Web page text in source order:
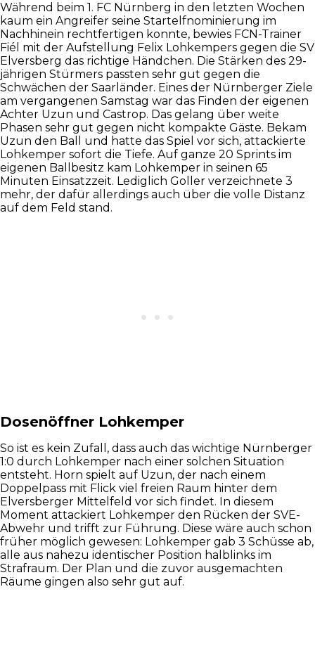
Während beim 1. FC Nürnberg in den letzten Wochen
kaum ein Angreifer seine Startelfnominierung im
Nachhinein rechtfertigen konnte, bewies FCN-Trainer
Fiél mit der Aufstellung Felix Lohkempers gegen die SV
Elversberg das richtige Händchen. Die Stärken des 29-
jährigen Stürmers passten sehr gut gegen die
Schwächen der Saarländer. Eines der Nürnberger Ziele
am vergangenen Samstag war das Finden der eigenen
Achter Uzun und Castrop. Das gelang über weite
Phasen sehr gut gegen nicht kompakte Gäste. Bekam
Uzun den Ball und hatte das Spiel vor sich, attackierte
Lohkemper sofort die Tiefe. Auf ganze 20 Sprints im
eigenen Ballbesitz kam Lohkemper in seinen 65
Minuten Einsatzzeit. Lediglich Goller verzeichnete 3
mehr, der dafür allerdings auch über die volle Distanz
auf dem Feld stand.
Dosenöffner Lohkemper
So ist es kein Zufall, dass auch das wichtige Nürnberger
1:0 durch Lohkemper nach einer solchen Situation
entsteht. Horn spielt auf Uzun, der nach einem
Doppelpass mit Flick viel freien Raum hinter dem
Elversberger Mittelfeld vor sich findet. In diesem
Moment attackiert Lohkemper den Rücken der SVE-
Abwehr und trifft zur Führung. Diese wäre auch schon
früher möglich gewesen: Lohkemper gab 3 Schüsse ab,
alle aus nahezu identischer Position halblinks im
Strafraum. Der Plan und die zuvor ausgemachten
Räume gingen also sehr gut auf.